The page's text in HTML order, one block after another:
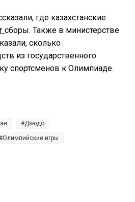
где казахстанские
сборы. Также в министерстве
сколько
из государственного
спортсменов к Олимпиаде.
Дзюдо
Олимпийские игры